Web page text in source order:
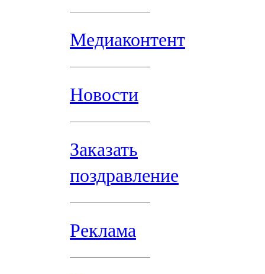
Медиаконтент
Новости
Заказать
поздравление
Реклама